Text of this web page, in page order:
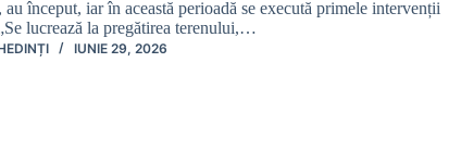
au început, iar în această perioadă se execută primele intervenții
lucrează la pregătirea terenului,…
IUNIE 29, 2026